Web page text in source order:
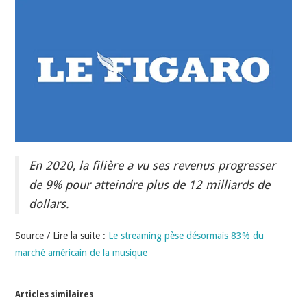
DOKO
En 2020, la filière a vu ses revenus progresser
de 9% pour atteindre plus de 12 milliards de
dollars.
Source / Lire la suite : Le streaming pèse désormais 83% du
marché américain de la musique
Articles similaires